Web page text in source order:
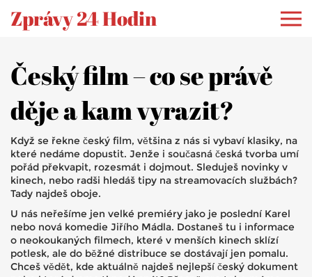
Zprávy 24 Hodin
Český film – co se právě
děje a kam vyrazit?
Když se řekne český film, většina z nás si vybaví klasiky, na
které nedáme dopustit. Jenže i současná česká tvorba umí
pořád překvapit, rozesmát i dojmout. Sleduješ novinky v
kinech, nebo radši hledáš tipy na streamovacích službách?
Tady najdeš oboje.
U nás neřešíme jen velké premiéry jako je poslední Karel
nebo nová komedie Jiřího Mádla. Dostaneš tu i informace
o neokoukaných filmech, které v menších kinech sklízí
potlesk, ale do běžné distribuce se dostávají jen pomalu.
Chceš vědět, kde aktuálně najdeš nejlepší český dokument